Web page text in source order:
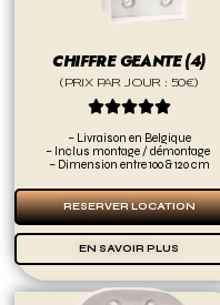
CHIFFRE GEANTE (4)
(PRIX PAR JOUR : 50€)

– Livraison en Belgique
– Inclus montage / démontage
– Dimension entre 100 & 120 cm
RESERVER LOCATION
EN SAVOIR PLUS